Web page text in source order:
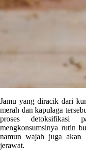
Jamu yang diracik dari
merah dan kapulaga
proses detoksifikasi
mengkonsumsinya rutin
namun wajah juga akan
jerawat.